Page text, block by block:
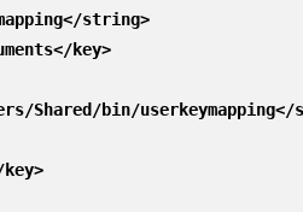
string>
key>
Shared/bin/userkeymapping</
key>